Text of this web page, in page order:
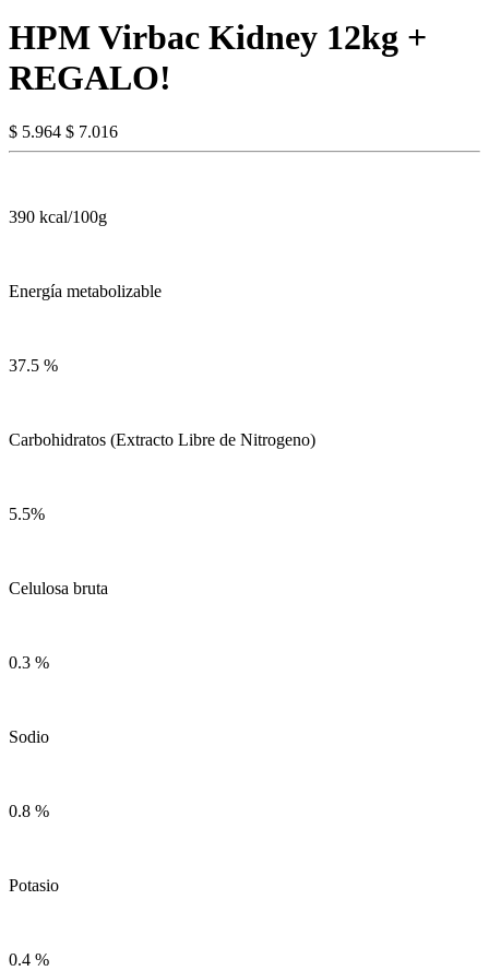
HPM Virbac Kidney 12kg +
REGALO!
$ 5.964 $ 7.016
390 kcal/100g
Energía metabolizable
37.5 %
Carbohidratos (Extracto Libre de Nitrogeno)
5.5%
Celulosa bruta
0.3 %
Sodio
0.8 %
Potasio
0.4 %